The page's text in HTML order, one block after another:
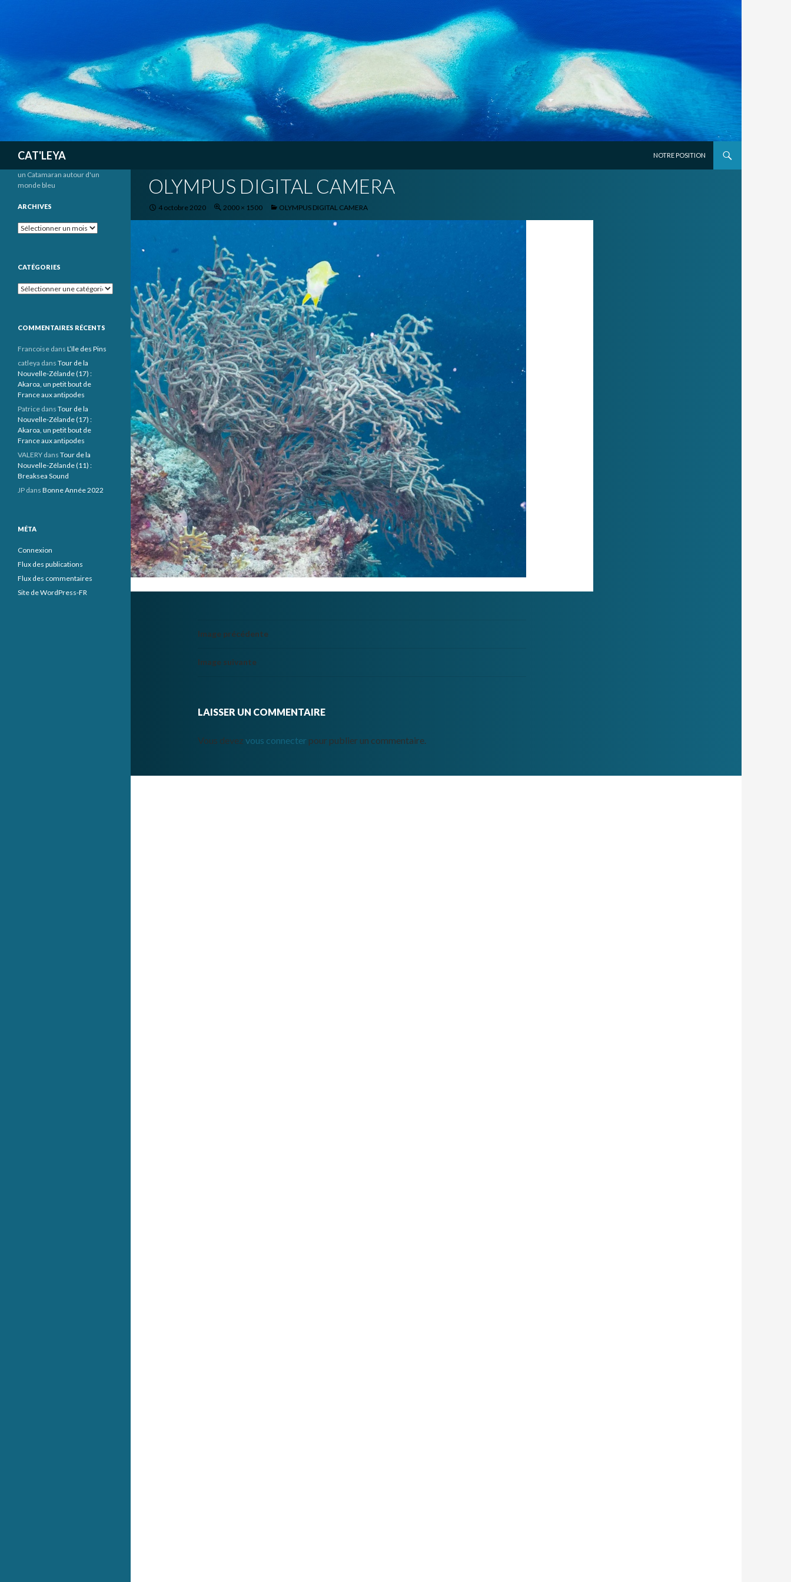
CAT'LEYA
NOTRE POSITION
OLYMPUS DIGITAL CAMERA
4 octobre 2020 2000 × 1500 OLYMPUS DIGITAL CAMERA
Image précédente
Image suivante
LAISSER UN COMMENTAIRE
Vous devez vous connecter pour publier un commentaire.
un Catamaran autour d'un
monde bleu
ARCHIVES
Archives
CATÉGORIES
Catégories
COMMENTAIRES RÉCENTS
Francoise dans L’île des Pins
catleya dans Tour de la
Nouvelle-Zélande (17) :
Akaroa, un petit bout de
France aux antipodes
Patrice dans Tour de la
Nouvelle-Zélande (17) :
Akaroa, un petit bout de
France aux antipodes
VALERY dans Tour de la
Nouvelle-Zélande (11) :
Breaksea Sound
JP dans Bonne Année 2022
MÉTA
Connexion
Flux des publications
Flux des commentaires
Site de WordPress-FR